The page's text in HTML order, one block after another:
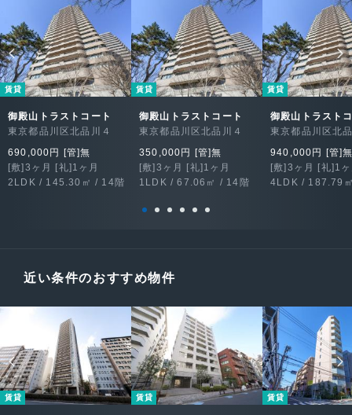
賃貸
御殿山トラストコート
東京都品川区北品川４
690,000円 [管]無
[敷]3ヶ月 [礼]1ヶ月
2LDK / 145.30㎡ / 14階
賃貸
御殿山トラストコート
東京都品川区北品川４
350,000円 [管]無
[敷]3ヶ月 [礼]1ヶ月
1LDK / 67.06㎡ / 14階
賃貸
御殿山トラスト
東京都品川区北
940,000円 [管]
[敷]3ヶ月 [礼]1
4LDK / 187.79
近い条件のおすすめ物件
賃貸 賃貸 賃貸